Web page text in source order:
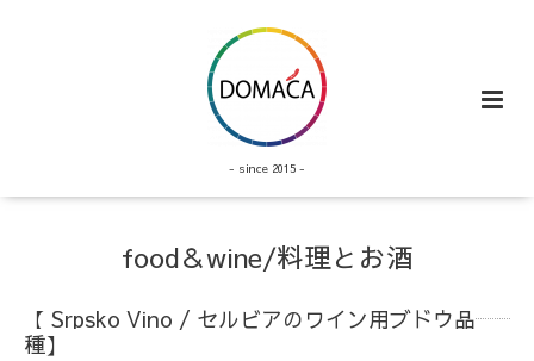
- since 2015 -
food＆wine/料理とお酒
【 Srpsko Vino / セルビアのワイン用ブドウ品
種】